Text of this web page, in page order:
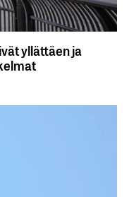
yllättäen ja